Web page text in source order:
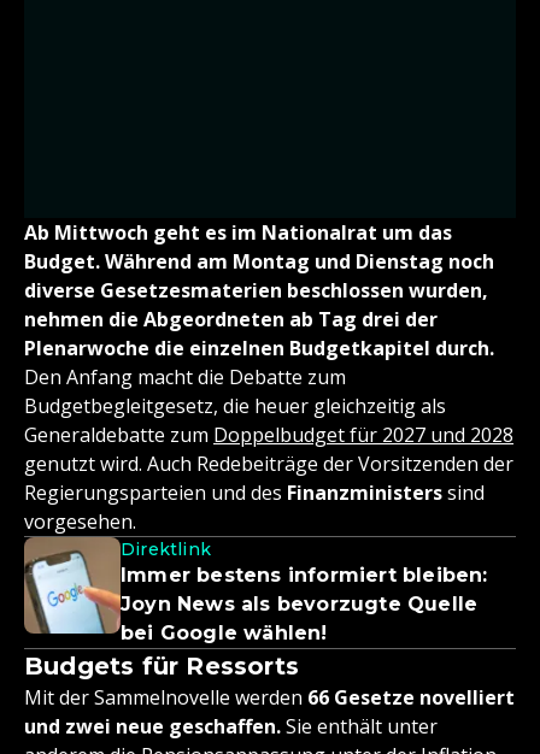
Ab Mittwoch geht es im Nationalrat um das
Budget. Während am Montag und Dienstag noch
diverse Gesetzesmaterien beschlossen wurden,
nehmen die Abgeordneten ab Tag drei der
Plenarwoche die einzelnen Budgetkapitel durch.
Den Anfang macht die Debatte zum
Budgetbegleitgesetz, die heuer gleichzeitig als
Generaldebatte zum Doppelbudget für 2027 und 2028
genutzt wird. Auch Redebeiträge der Vorsitzenden der
Regierungsparteien und des Finanzministerssind
vorgesehen.
Direktlink
Immer bestens informiert bleiben:
Joyn News als bevorzugte Quelle
bei Google wählen!
Budgets für Ressorts
Mit der Sammelnovelle werden 66 Gesetze novelliert
und zwei neue geschaffen.Sie enthält unter